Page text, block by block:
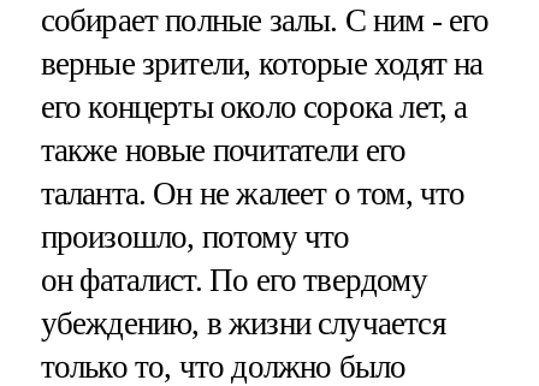
собирает полные залы. С ним - его
верные зрители, которые ходят на
его концерты около сорока лет, а
также новые почитатели его
таланта. Он не жалеет о том, что
произошло, потому что
он фаталист. По его твердому
убеждению, в жизни случается
только то, что должно было